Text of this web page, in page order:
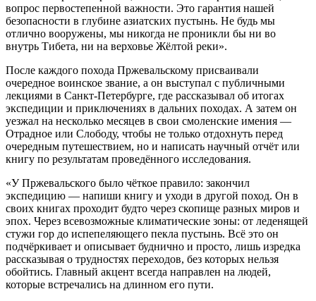
вопрос первостепенной важности. Это гарантия нашей
безопасности в глубине азиатских пустынь. Не будь мы
отлично вооружены, мы никогда не проникли бы ни во
внутрь Тибета, ни на верховье Жёлтой реки».
После каждого похода Пржевальскому присваивали
очередное воинское звание, а он выступал с публичными
лекциями в Санкт-Петербурге, где рассказывал об итогах
экспедиции и приключениях в дальних походах. А затем он
уезжал на несколько месяцев в свои смоленские имения —
Отрадное или Слободу, чтобы не только отдохнуть перед
очередным путешествием, но и написать научный отчёт или
книгу по результатам проведённого исследования.
«У Пржевальского было чёткое правило: закончил
экспедицию — напиши книгу и уходи в другой поход. Он в
своих книгах проходит будто через скопище разных миров и
эпох. Через всевозможные климатические зоны: от леденящей
стужи гор до испепеляющего пекла пустынь. Всё это он
подчёркивает и описывает буднично и просто, лишь изредка
рассказывая о трудностях переходов, без которых нельзя
обойтись. Главный акцент всегда направлен на людей,
которые встречались на длинном его пути.